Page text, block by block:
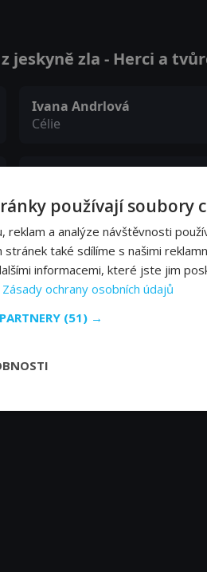
jeskyně zla - Herci a
Ivana Andrlová
Célie
Alena Kreuzmannová
používají soubory
reklam a analýze návštěvnosti
stránek také sdílíme s našimi
informacemi, které jste jim
Zásady ochrany osobních údajů
(51) →